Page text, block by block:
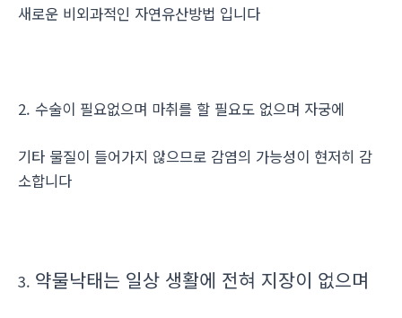
새로운 비외과적인 자연유산방법 입니다
2. 수술이 필요없으며 마취를 할 필요도 없으며 자궁에
기타 물질이 들어가지 않으므로 감염의 가능성이 현저히 감
소합니다
3. 약물낙태는 일상 생활에 전혀 지장이 없으며